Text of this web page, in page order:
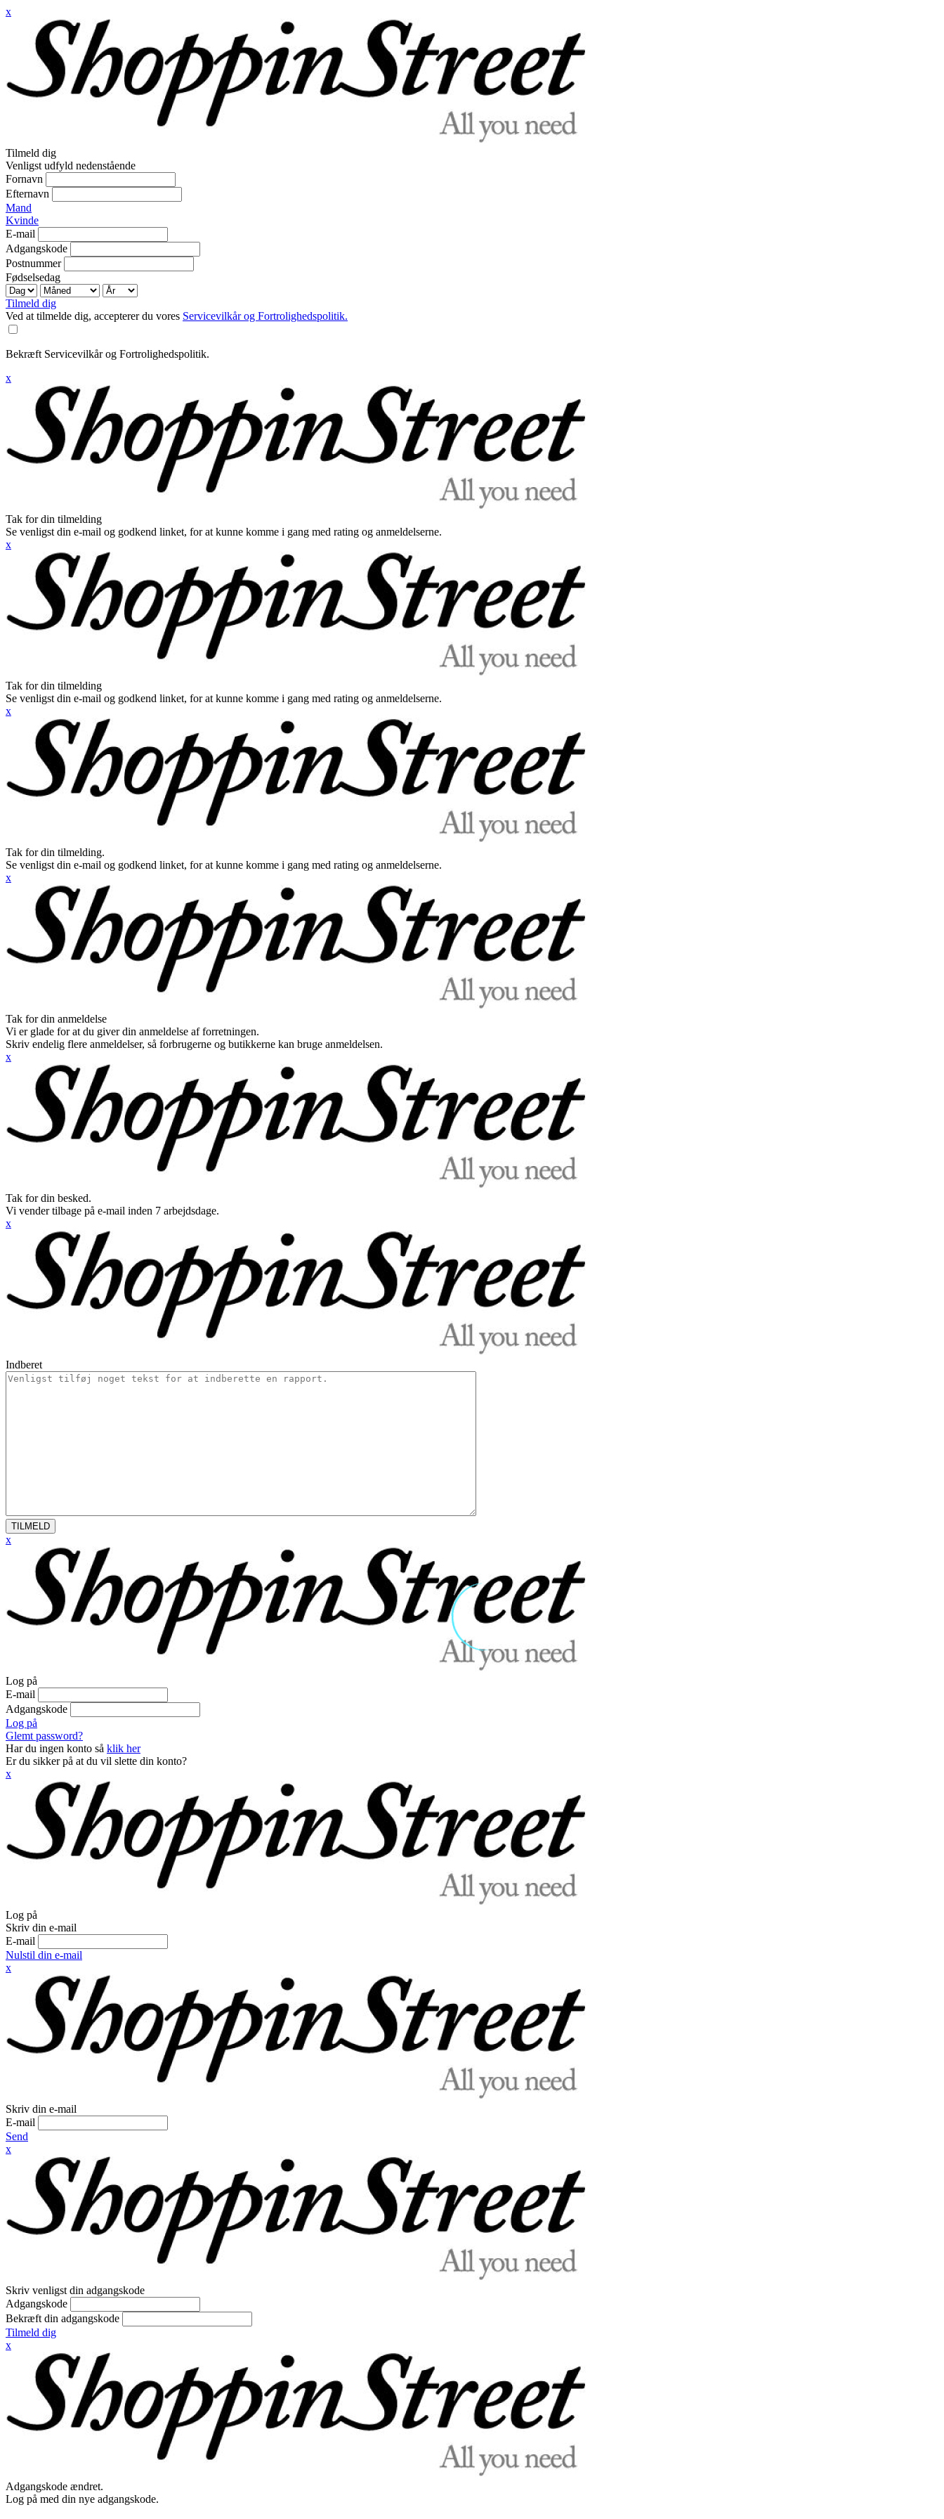
x
Tilmeld dig
Venligst udfyld nedenstående
Fornavn
Efternavn
Mand
Kvinde
E-mail
Adgangskode
Postnummer
Fødselsedag
Tilmeld dig
Ved at tilmelde dig, accepterer du vores Servicevilkår og Fortrolighedspolitik.
Bekræft Servicevilkår og Fortrolighedspolitik.
x
Tak for din tilmelding
Se venligst din e-mail og godkend linket, for at kunne komme i gang med rating og anmeldelserne.
x
Tak for din tilmelding
Se venligst din e-mail og godkend linket, for at kunne komme i gang med rating og anmeldelserne.
x
Tak for din tilmelding.
Se venligst din e-mail og godkend linket, for at kunne komme i gang med rating og anmeldelserne.
x
Tak for din anmeldelse
Vi er glade for at du giver din anmeldelse af forretningen.
Skriv endelig flere anmeldelser, så forbrugerne og butikkerne kan bruge anmeldelsen.
x
Tak for din besked.
Vi vender tilbage på e-mail inden 7 arbejdsdage.
x
Indberet
TILMELD
x
Log på
E-mail
Adgangskode
Log på
Glemt password?
Har du ingen konto så klik her
Er du sikker på at du vil slette din konto?
x
Log på
Skriv din e-mail
E-mail
Nulstil din e-mail
x
Skriv din e-mail
E-mail
Send
x
Skriv venligst din adgangskode
Adgangskode
Bekræft din adgangskode
Tilmeld dig
x
Adgangskode ændret.
Log på med din nye adgangskode.